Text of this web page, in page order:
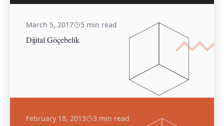
March 5, 2017 5 min read
Dijital Göçebelik
February 18, 2013 3 min read